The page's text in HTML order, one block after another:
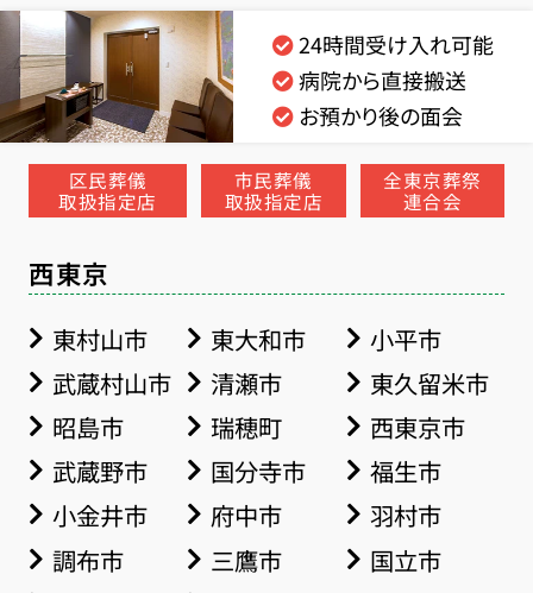
24時間受け入れ可能
病院から直接搬送
お預かり後の面会
区民葬儀
取扱指定店
市民葬儀
取扱指定店
全東京葬祭
連合会
西東京
東村山市 東大和市
小平市
武蔵村山市
清瀬市
東久留米市
昭島市
瑞穂町
西東京市
武蔵野市
国分寺市
福生市
小金井市
府中市
羽村市
調布市
三鷹市
国立市